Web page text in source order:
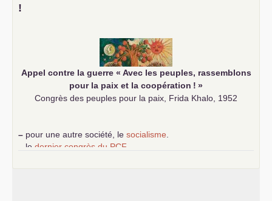
–!
Appel contre la guerre « Avec les peuples, rassemblons
pour la paix et la coopération ! »
Congrès des peuples pour la paix, Frida Khalo, 1952
– pour une autre société, le socialisme
le dernier congrès du PCF